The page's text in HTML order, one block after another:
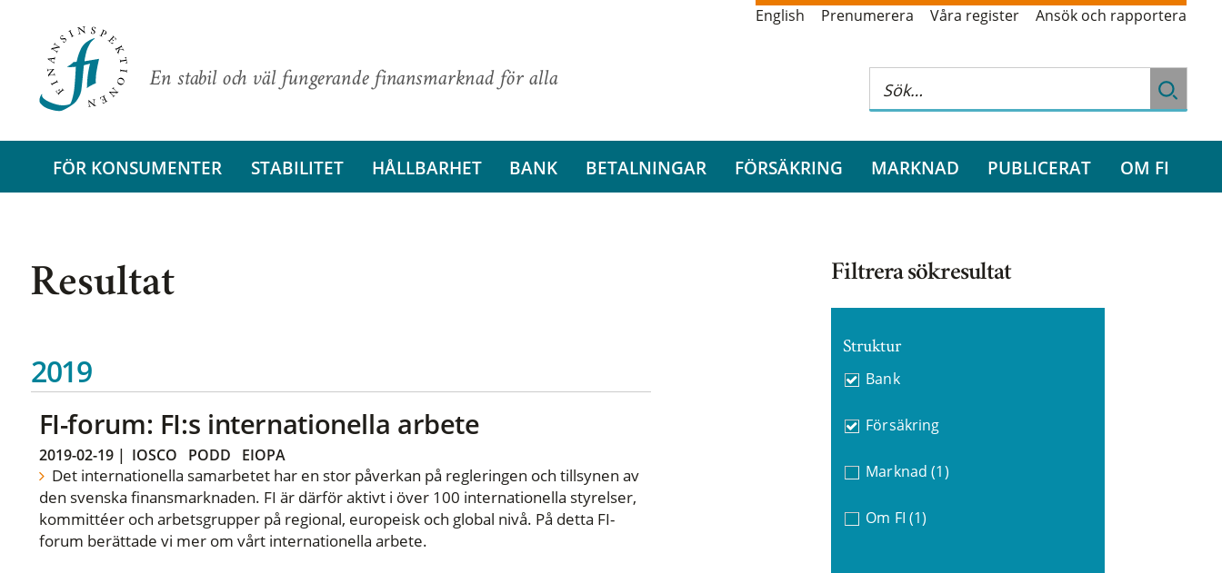
En stabil och väl fungerande finansmarknad för alla
English Prenumerera Våra register Ansök och rapportera
FÖR KONSUMENTER STABILITET HÅLLBARHET BANK BETALNINGAR FÖRSÄKRING MARKNAD PUBLICERAT OM FI
Resultat
2019
FI-forum: FI:s internationella arbete
2019-02-19| IOSCO PODD EIOPA
Det internationella samarbetet har en stor påverkan på regleringen och tillsynen av
den svenska finansmarknaden. FI är därför aktivt i över 100 internationella styrelser,
kommittéer och arbetsgrupper på regional, europeisk och global nivå. På detta FI-
forum berättade vi mer om vårt internationella arbete.
Filtrera sökresultat
Struktur
Bank
Försäkring
Marknad (1)
Om FI (1)